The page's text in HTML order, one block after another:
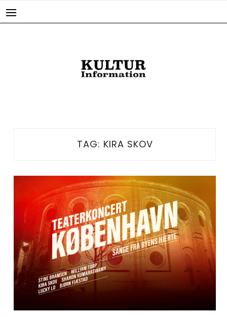
TAG: KIRA SKOV